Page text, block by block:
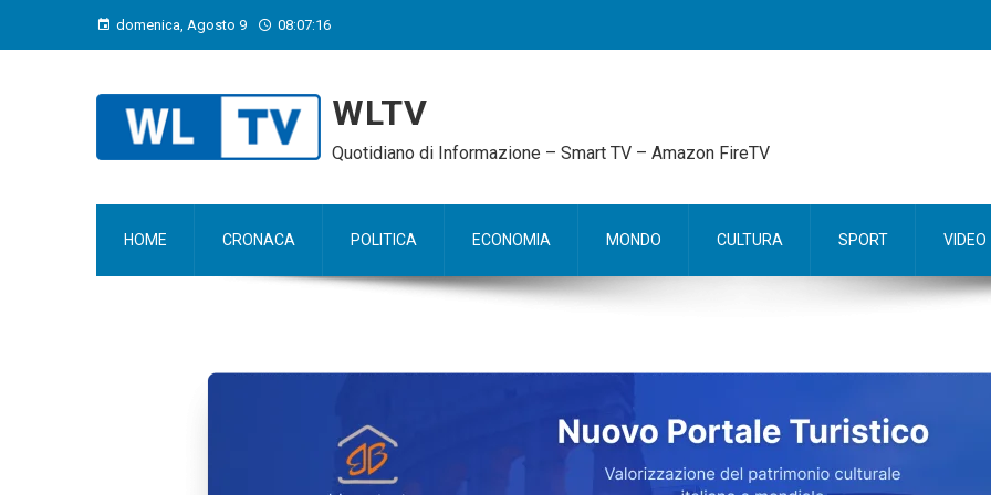
domenica, Agosto 9 08:07:17
WLTV
Quotidiano di Informazione – Smart TV – Amazon FireTV
HOME CRONACA POLITICA ECONOMIA MONDO CULTURA SPORT VIDEO